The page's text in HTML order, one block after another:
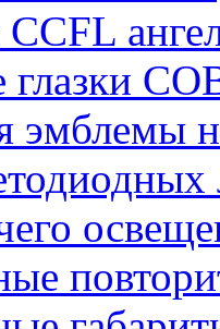
глазки
эмблемы